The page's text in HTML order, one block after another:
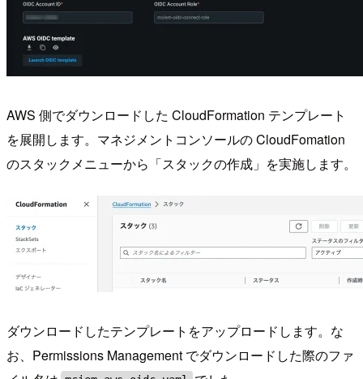
AWS 側でダウンロードした CloudFormation テンプレート
を展開します。マネジメントコンソールの CloudFomation
のスタックメニューから「スタックの作成」を実施します。
ダウンロードしたテンプレートをアップロードします。な
お、Permissions Management でダウンロードした際のファ